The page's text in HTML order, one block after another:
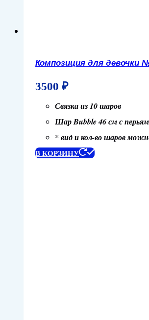
Композиция для девочки
3500 ₽
Связка из 10 шаров
Шар Bubble 46 см с
* вид и кол-во шаров
В КОРЗИНУ